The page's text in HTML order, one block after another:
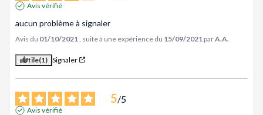
Avis vérifié
aucun problème à signaler
Avis du 01/10/2021 , suite à une expérience du 15/09/2021 parA.A.
Utile(1) Signaler
5/5
Avis vérifié